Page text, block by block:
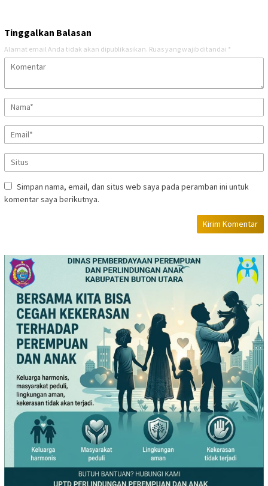
Tinggalkan Balasan
Alamat email Anda tidak akan dipublikasikan. Ruas yang wajib ditandai *
Simpan nama, email, dan situs web saya pada peramban ini untuk
komentar saya berikutnya.